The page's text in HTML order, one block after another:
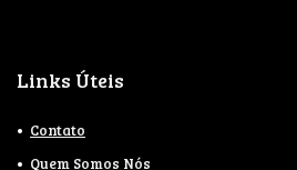
Links Úteis
Contato
Quem Somos Nós